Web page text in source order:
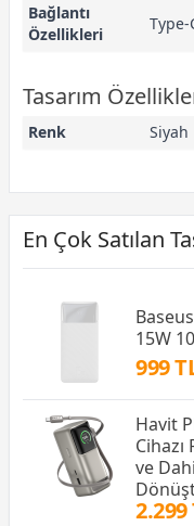
Bağlantı
Özellikleri
Type-
Tasarım
Renk Siyah
En Çok Satılan
15W
999
Havit
Cihazı
ve
2.299